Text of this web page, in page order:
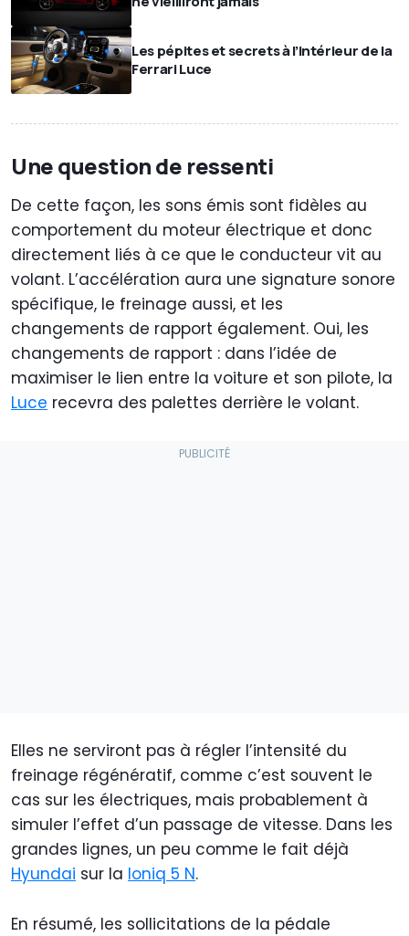
Les pépites et secrets à l’intérieur de la
Ferrari Luce
Une question de ressenti
De cette façon, les sons émis sont fidèles au
comportement du moteur électrique et donc
directement liés à ce que le conducteur vit au
volant. L’accélération aura une signature sonore
spécifique, le freinage aussi, et les
changements de rapport également. Oui, les
changements de rapport : dans l’idée de
maximiser le lien entre la voiture et son pilote, la
Luce recevra des palettes derrière le volant.
Elles ne serviront pas à régler l’intensité du
freinage régénératif, comme c’est souvent le
cas sur les électriques, mais probablement à
simuler l’effet d’un passage de vitesse. Dans les
grandes lignes, un peu comme le fait déjà
Hyundai sur la Ioniq 5 N.
En résumé, les sollicitations de la pédale